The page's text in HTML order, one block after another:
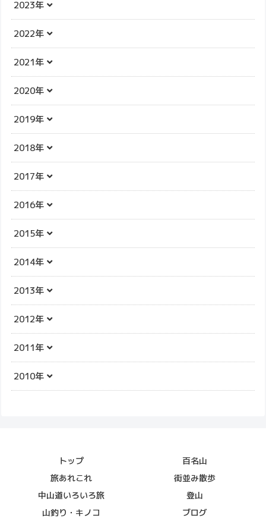
2023年
2022年
2021年
2020年
2019年
2018年
2017年
2016年
2015年
2014年
2013年
2012年
2011年
2010年
トップ
百名山
旅あれこれ
街並み散歩
中山道いろいろ旅
登山
山釣り・キノコ
ブログ